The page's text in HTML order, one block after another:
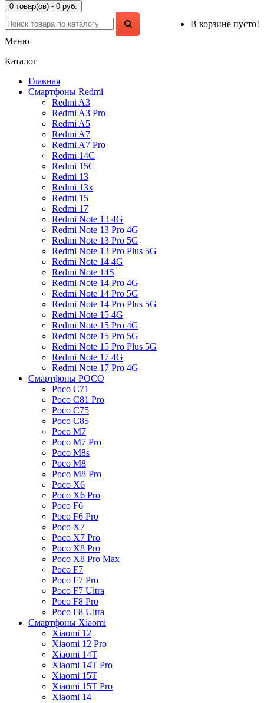
0 товар(ов) - 0 руб.
В корзине пусто!
Меню
Каталог
Главная
Смартфоны Redmi
Redmi A3
Redmi A3 Pro
Redmi A5
Redmi A7
Redmi A7 Pro
Redmi 14C
Redmi 15C
Redmi 13
Redmi 13x
Redmi 15
Redmi 17
Redmi Note 13 4G
Redmi Note 13 Pro 4G
Redmi Note 13 Pro 5G
Redmi Note 13 Pro Plus 5G
Redmi Note 14 4G
Redmi Note 14S
Redmi Note 14 Pro 4G
Redmi Note 14 Pro 5G
Redmi Note 14 Pro Plus 5G
Redmi Note 15 4G
Redmi Note 15 Pro 4G
Redmi Note 15 Pro 5G
Redmi Note 15 Pro Plus 5G
Redmi Note 17 4G
Redmi Note 17 Pro 4G
Смартфоны POCO
Poco C71
Poco C81 Pro
Poco C75
Poco C85
Poco M7
Poco M7 Pro
Poco M8s
Poco M8
Poco M8 Pro
Poco X6
Poco X6 Pro
Poco F6
Poco F6 Pro
Poco X7
Poco X7 Pro
Poco X8 Pro
Poco X8 Pro Max
Poco F7
Poco F7 Pro
Poco F7 Ultra
Poco F8 Pro
Poco F8 Ultra
Смартфоны Xiaomi
Xiaomi 12
Xiaomi 12 Pro
Xiaomi 14T
Xiaomi 14T Pro
Xiaomi 15T
Xiaomi 15T Pro
Xiaomi 14